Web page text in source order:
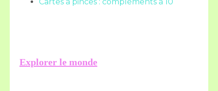
Explorer le monde